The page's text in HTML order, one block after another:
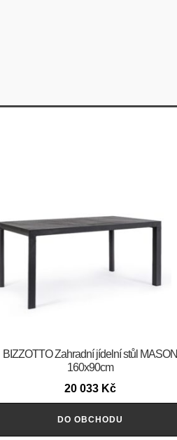
BIZZOTTO Zahradní jídelní stůl MASON
160x90cm
20 033 Kč
DO OBCHODU